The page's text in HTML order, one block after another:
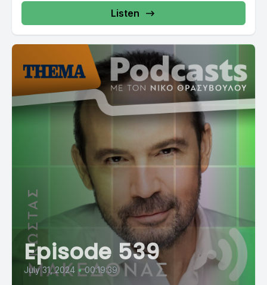
Listen
Episode 539
July 31, 2024 • 00:19:39